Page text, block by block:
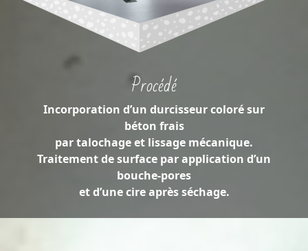
Procédé
Incorporation d’un durcisseur coloré sur
béton frais
par talochage et lissage mécanique.
Traitement de surface par application d’un
bouche-pores
et d’une cire après séchage.